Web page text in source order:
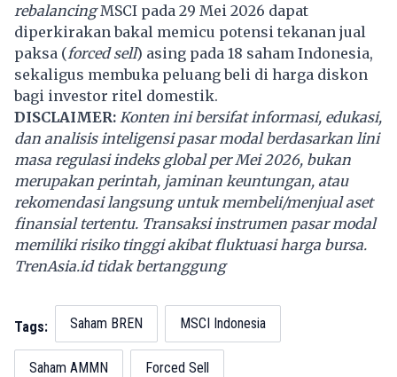
rebalancing MSCI pada 29 Mei 2026 dapat
diperkirakan bakal memicu potensi tekanan jual
paksa (forced sell) asing pada 18 saham Indonesia,
sekaligus membuka peluang beli di harga diskon
bagi investor ritel domestik.
DISCLAIMER: Konten ini bersifat informasi, edukasi,
dan analisis inteligensi pasar modal berdasarkan lini
masa regulasi indeks global per Mei 2026, bukan
merupakan perintah, jaminan keuntungan, atau
rekomendasi langsung untuk membeli/menjual aset
finansial tertentu. Transaksi instrumen pasar modal
memiliki risiko tinggi akibat fluktuasi harga bursa.
TrenAsia.id tidak bertanggung
Tags: Saham BREN MSCI Indonesia
Saham AMMN Forced Sell